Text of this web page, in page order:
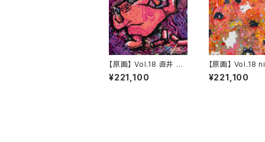
【原画】 Vol.18 直井 朱
里
¥221,100
【原画】 Vol.18
¥221,100